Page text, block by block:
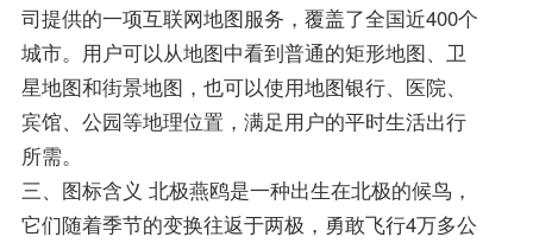
司提供的一项互联网地图服务，覆盖了全国近400个
城市。用户可以从地图中看到普通的矩形地图、卫
星地图和街景地图，也可以使用地图银行、医院、
宾馆、公园等地理位置，满足用户的平时生活出行
所需。
三、图标含义 北极燕鸥是一种出生在北极的候鸟，
它们随着季节的变换往返于两极，勇敢飞行4万多公